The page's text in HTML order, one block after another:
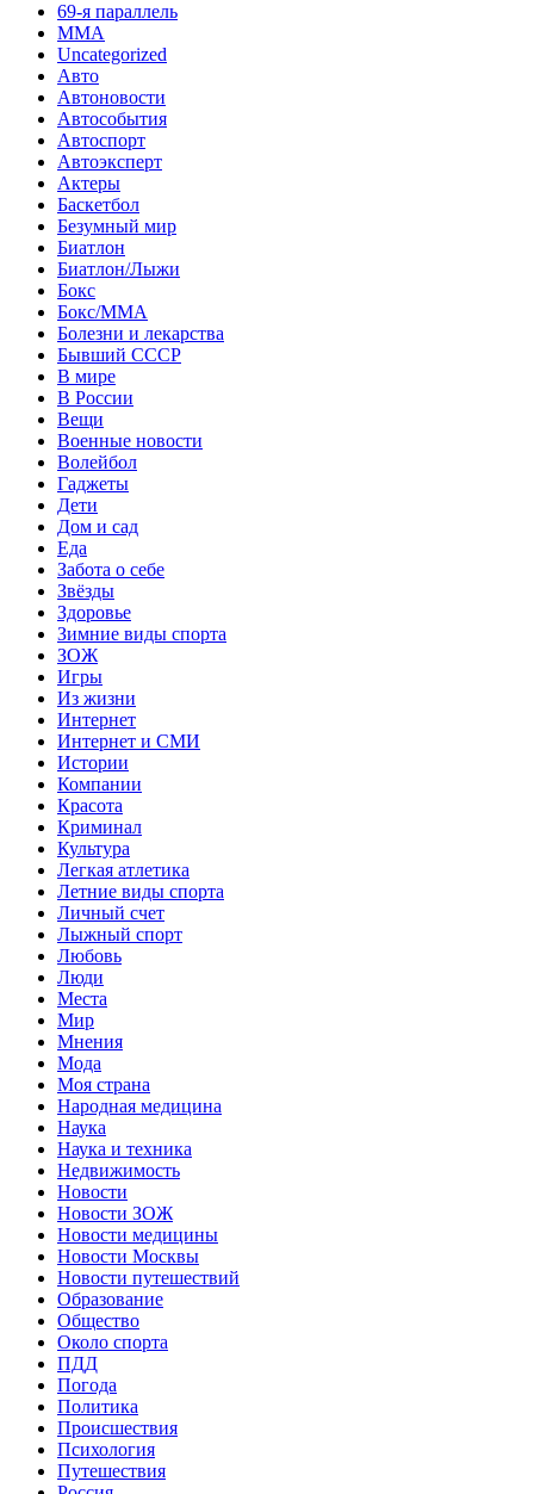
69-я параллель
MMA
Uncategorized
Авто
Автоновости
Автособытия
Автоспорт
Автоэксперт
Актеры
Баскетбол
Безумный мир
Биатлон
Биатлон/Лыжи
Бокс
Бокс/MMA
Болезни и лекарства
Бывший СССР
В мире
В России
Вещи
Военные новости
Волейбол
Гаджеты
Дети
Дом и сад
Еда
Забота о себе
Звёзды
Здоровье
Зимние виды спорта
ЗОЖ
Игры
Из жизни
Интернет
Интернет и СМИ
Истории
Компании
Красота
Криминал
Культура
Легкая атлетика
Летние виды спорта
Личный счет
Лыжный спорт
Любовь
Люди
Места
Мир
Мнения
Мода
Моя страна
Народная медицина
Наука
Наука и техника
Недвижимость
Новости
Новости ЗОЖ
Новости медицины
Новости Москвы
Новости путешествий
Образование
Общество
Около спорта
ПДД
Погода
Политика
Происшествия
Психология
Путешествия